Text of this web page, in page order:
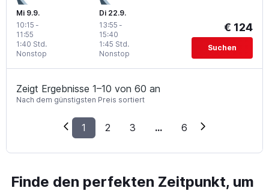
Mi 9.9.
10:15 -
11:55
Nonstop
1:40 Std.
Di 22.9.
13:55 -
15:40
Nonstop
1:45 Std.
€ 124
Suchen
Zeigt Ergebnisse 1–10 von 60 an
Nach dem günstigsten Preis sortiert
1 2 3 ... 6
Finde den perfekten Zeitpunkt, um